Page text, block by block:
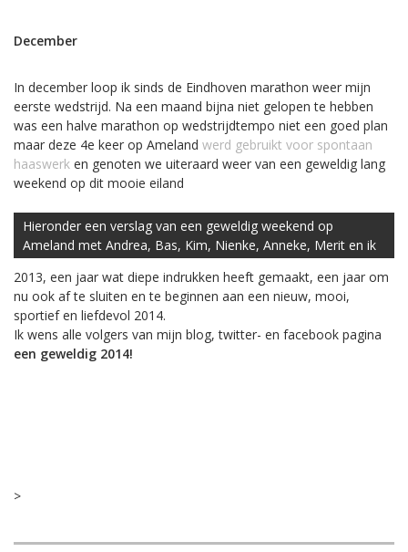
December
In december loop ik sinds de Eindhoven marathon weer mijn
eerste wedstrijd. Na een maand bijna niet gelopen te hebben
was een halve marathon op wedstrijdtempo niet een goed plan
maar deze 4e keer op Ameland werd gebruikt voor spontaan
haaswerk en genoten we uiteraard weer van een geweldig lang
weekend op dit mooie eiland
Hieronder een verslag van een geweldig weekend op
Ameland met Andrea, Bas, Kim, Nienke, Anneke, Merit en ik
2013, een jaar wat diepe indrukken heeft gemaakt, een jaar om
nu ook af te sluiten en te beginnen aan een nieuw, mooi,
sportief en liefdevol 2014.
Ik wens alle volgers van mijn blog, twitter- en facebook pagina
een geweldig 2014!
>
Sep,